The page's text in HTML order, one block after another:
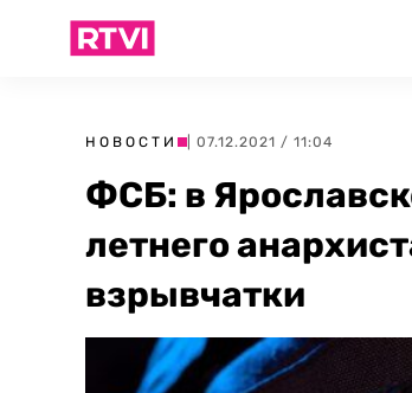
НОВОСТИ | 07.12.2021 / 11:04
ФСБ: в
летнего
взрывчатки